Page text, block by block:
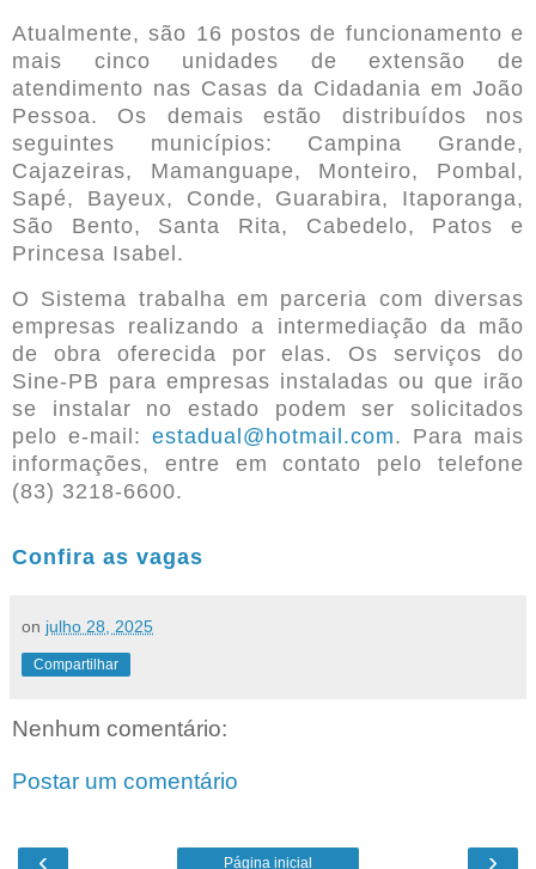
Atualmente, são 16 postos de funcionamento e
mais cinco unidades de extensão de
atendimento nas Casas da Cidadania em João
Pessoa. Os demais estão distribuídos nos
seguintes municípios: Campina Grande,
Cajazeiras, Mamanguape, Monteiro, Pombal,
Sapé, Bayeux, Conde, Guarabira, Itaporanga,
São Bento, Santa Rita, Cabedelo, Patos e
Princesa Isabel.
O Sistema trabalha em parceria com diversas
empresas realizando a intermediação da mão
de obra oferecida por elas. Os serviços do
Sine-PB para empresas instaladas ou que irão
se instalar no estado podem ser solicitados
pelo e-mail: estadual@hotmail.com. Para mais
informações, entre em contato pelo telefone
(83) 3218-6600.
Confira as vagas
on julho 28, 2025
Compartilhar
Nenhum comentário:
Postar um comentário
‹ ›
Página inicial